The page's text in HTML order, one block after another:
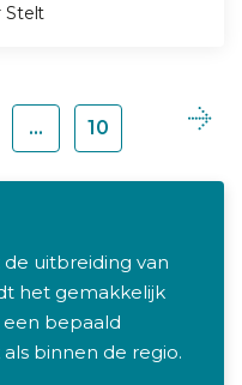
Stelt
… 10
uitbreiding van
het gemakkelijk
bepaald
binnen de regio.